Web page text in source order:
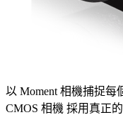
以 Moment 相機捕捉每
CMOS 相機 採用真正